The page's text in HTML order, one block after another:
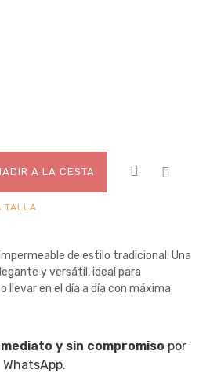
A LA CESTA
TALLA
de estilo tradicional. Una
y versátil, ideal para
llevar en el día a día con máxima
y sin compromiso por
WhatsApp.